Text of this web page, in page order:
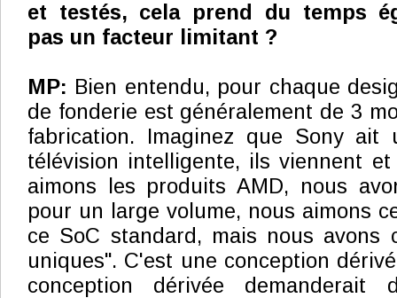
et testés, cela prend du temps
pas un facteur limitant ?
MP: Bien entendu, pour chaque
de fonderie est généralement de 3
fabrication. Imaginez que Sony ait
télévision intelligente, ils viennent
aimons les produits AMD, nous
pour un large volume, nous aimons
ce SoC standard, mais nous avons
uniques". C'est une conception
conception dérivée demanderait